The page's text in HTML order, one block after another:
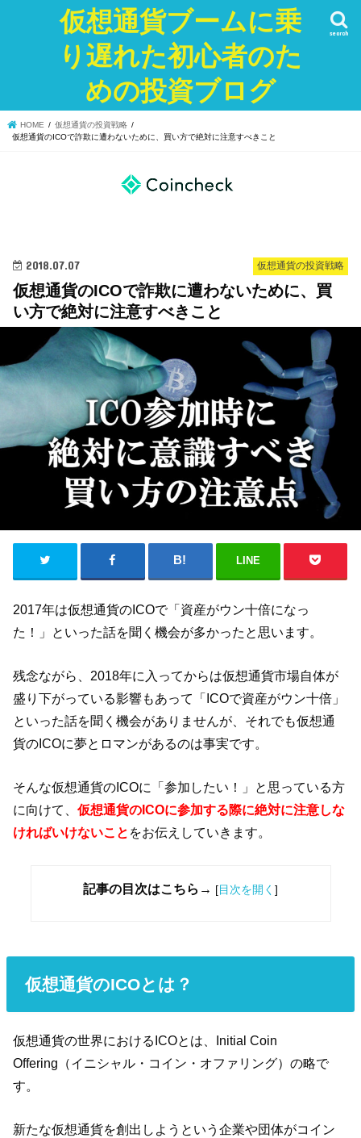
仮想通貨ブームに乗
り遅れた初心者のた
めの投資ブログ
search
HOME
仮想通貨の投資戦略
仮想通貨のICOで詐欺に遭わないために、買い方で絶対に注意すべきこと
仮想通貨の投資戦略
2018.07.07
仮想通貨のICOで詐欺に遭わないために、買
い方で絶対に注意すべきこと
LINE
2017年は仮想通貨のICOで「資産がウン十倍になっ
た！」といった話を聞く機会が多かったと思います。
残念ながら、2018年に入ってからは仮想通貨市場自体が
盛り下がっている影響もあって「ICOで資産がウン十倍」
といった話を聞く機会がありませんが、それでも仮想通
貨のICOに夢とロマンがあるのは事実です。
そんな仮想通貨のICOに「参加したい！」と思っている方
に向けて、仮想通貨のICOに参加する際に絶対に注意しな
ければいけないこと をお伝えしていきます。
記事の目次はこちら→ [目次を開く ]
仮想通貨のICOとは？
仮想通貨の世界におけるICOとは、Initial Coin
Offering（イニシャル・コイン・オファリング）の略で
す。
新たな仮想通貨を創出しようという企業や団体がコイン